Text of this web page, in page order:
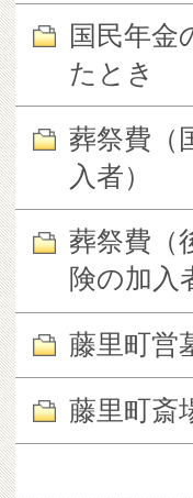
国民年金
たとき
葬祭費（
入者）
葬祭費（
険の加入
藤里町営
藤里町斎